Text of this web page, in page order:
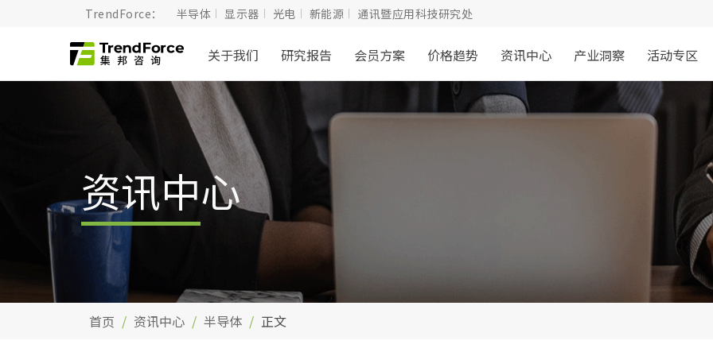
TrendForce： 半导体 显示器 光电 新能源 通讯暨应用科技研究处
关于我们 研究报告 会员方案 价格趋势 资讯中心 产业洞察 活动专区
资讯中心
首页 资讯中心 半导体 正文